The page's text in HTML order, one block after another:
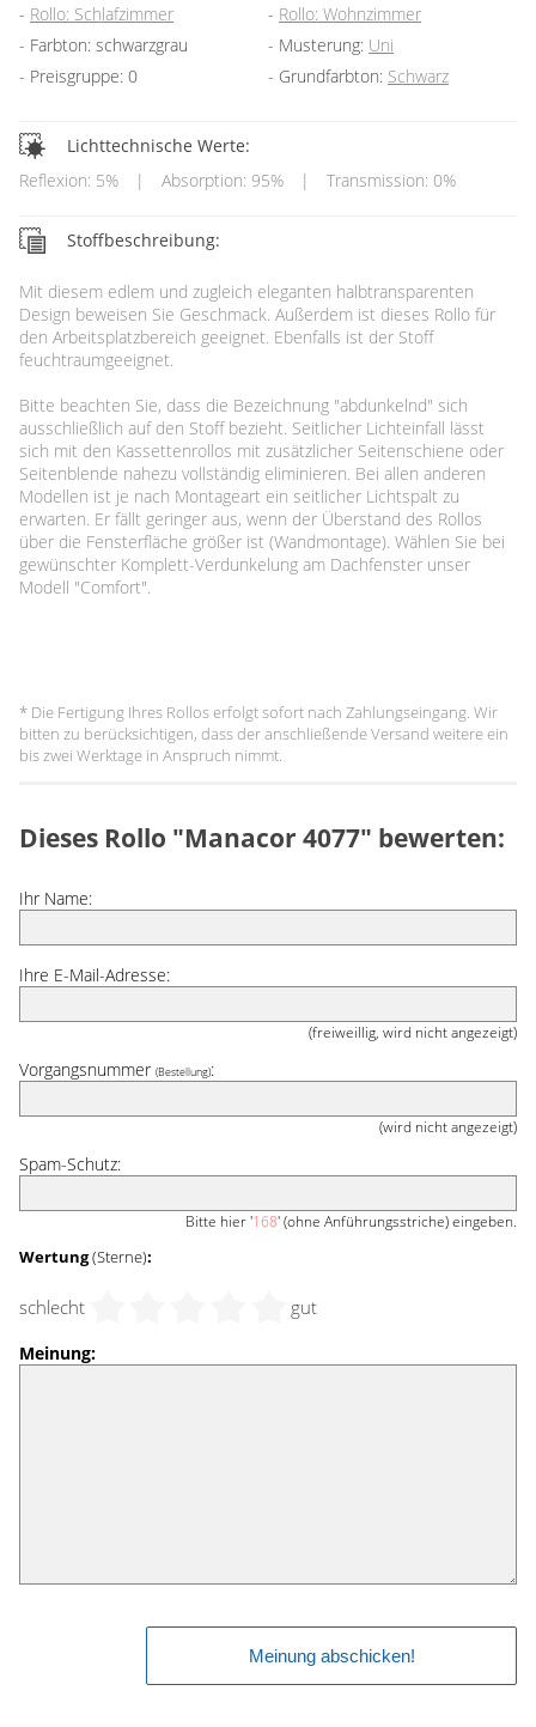
Rollo: Schlafzimmer
Rollo: Wohnzimmer
Farbton: schwarzgrau
Musterung: Uni
Preisgruppe: 0
Grundfarbton: Schwarz
Lichttechnische Werte:
Reflexion: 5%
| Absorption: 95% | Transmission: 0%
Stoffbeschreibung:
Mit diesem edlem und zugleich eleganten halbtransparenten
Design beweisen Sie Geschmack. Außerdem ist dieses Rollo für
den Arbeitsplatzbereich geeignet. Ebenfalls ist der Stoff
feuchtraumgeeignet.
Bitte beachten Sie, dass die Bezeichnung "abdunkelnd" sich
ausschließlich auf den Stoff bezieht. Seitlicher Lichteinfall lässt
sich mit den Kassettenrollos mit zusätzlicher Seitenschiene oder
Seitenblende nahezu vollständig eliminieren. Bei allen anderen
Modellen ist je nach Montageart ein seitlicher Lichtspalt zu
erwarten. Er fällt geringer aus, wenn der Überstand des Rollos
über die Fensterfläche größer ist (Wandmontage). Wählen Sie bei
gewünschter Komplett-Verdunkelung am Dachfenster unser
Modell "Comfort".
* Die Fertigung Ihres Rollos erfolgt sofort nach Zahlungseingang. Wir
bitten zu berücksichtigen, dass der anschließende Versand weitere ein
bis zwei Werktage in Anspruch nimmt.
Dieses Rollo "Manacor 4077" bewerten:
Ihr Name:
Ihre E-Mail-Adresse:
(freiweillig, wird nicht angezeigt)
Vorgangsnummer (Bestellung):
(wird nicht angezeigt)
Spam-Schutz:
Bitte hier '168' (ohne Anführungsstriche) eingeben.
Wertung(Sterne):
schlecht gut
Meinung: